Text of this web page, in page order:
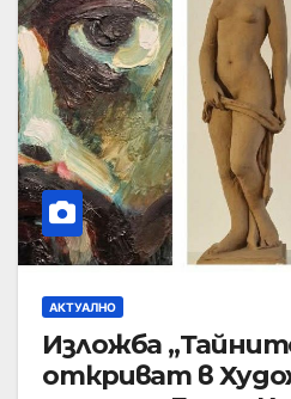
АКТУАЛНО
Изложба
откриват в